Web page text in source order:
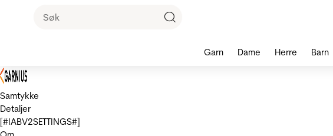
Samtykke
Detaljer
[#IABV2SETTINGS#]
Garn Dame Herre Barn